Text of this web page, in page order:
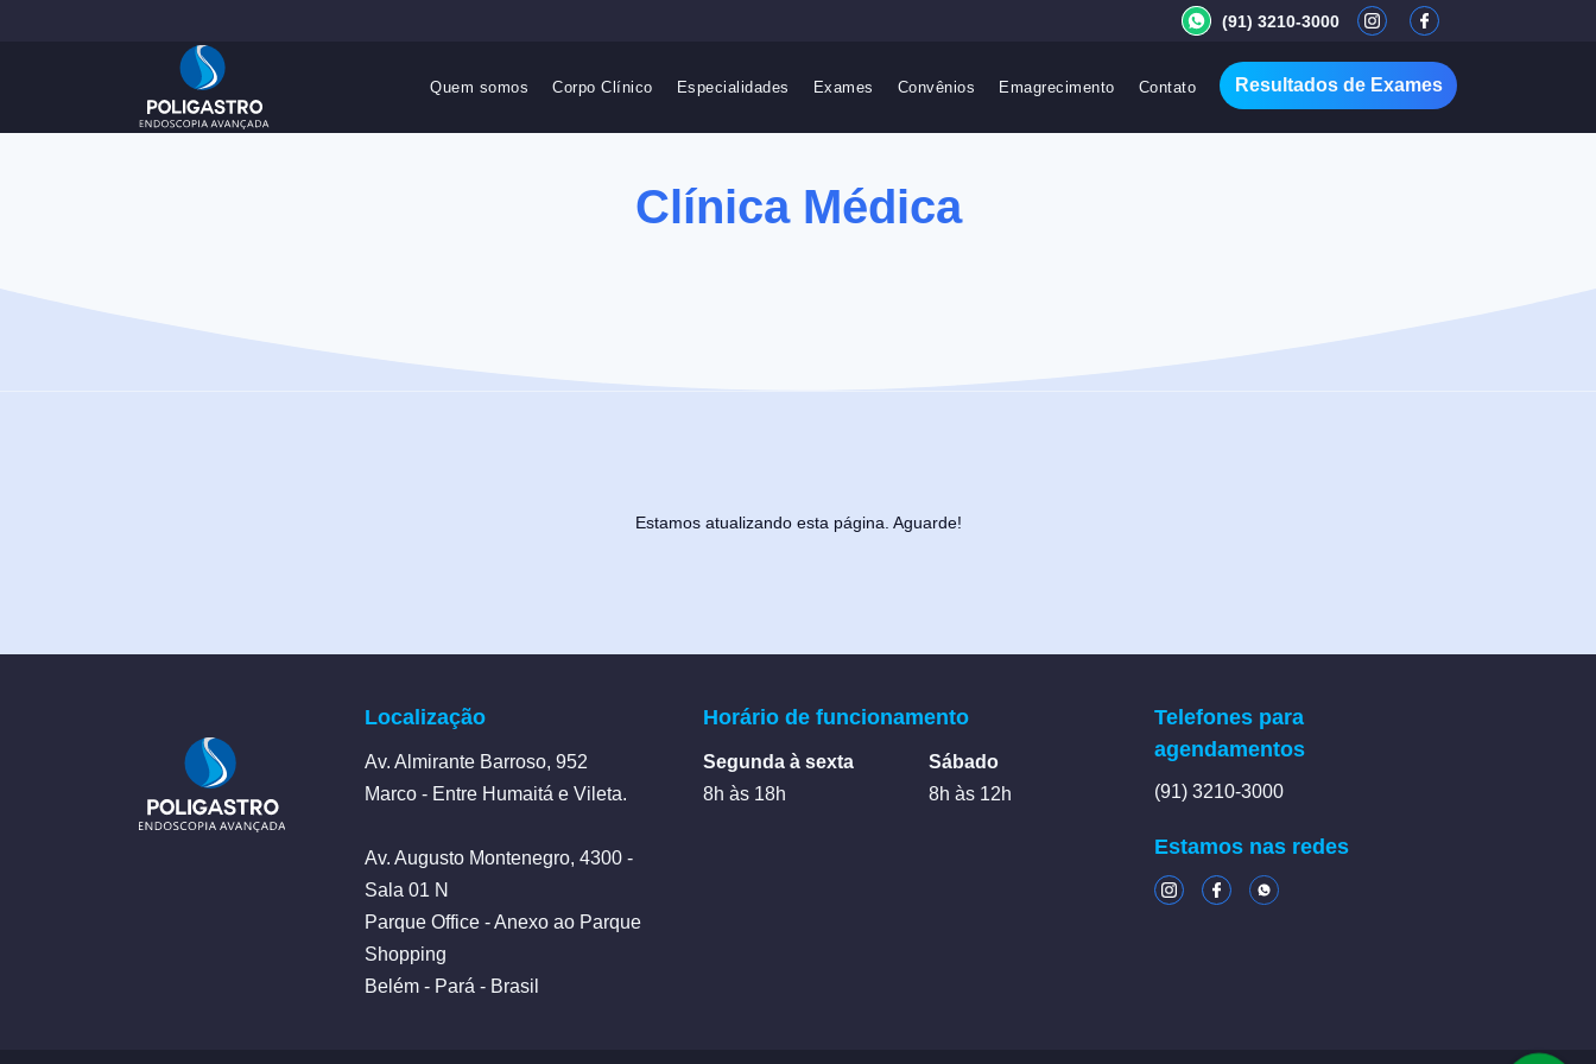
(91) 3210-3000
Quem somos Corpo Clínico Especialidades Exames Convênios Emagrecimento Contato Resultados de Exames
Clínica Médica
Estamos atualizando esta página. Aguarde!
Localização
Av. Almirante Barroso, 952
Marco - Entre Humaitá e Vileta.
Av. Augusto Montenegro, 4300 -
Sala 01 N
Parque Office - Anexo ao Parque
Shopping
Belém - Pará - Brasil
Horário de funcionamento
Segunda à sexta
8h às 18h
Sábado
8h às 12h
Telefones para
agendamentos
(91) 3210-3000
Estamos nas redes